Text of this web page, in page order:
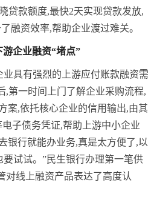
贷款额度,最快2天实现贷款发放,
融资效率,帮助企业渡过难关。
企业融资“堵点”
具有强烈的上游应付账款融资需
,第一时间上门了解企业采购流程,
案,依托核心企业的信用输出,由其
子债务凭证,帮助上游中小企业
银行就能办业务,真是太方便了,以
试试。”民生银行办理第一笔供
对线上融资产品表达了高度认